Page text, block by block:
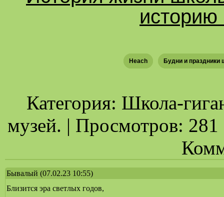
историю
Heach Будни и праздники
Категория: Школа-
музей. | Просмотров:
Бывалый (07.02.23 10:55)
Близится эра светлых годов,